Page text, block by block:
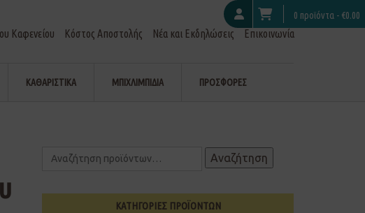
0 προϊόντα - €0.00
Καφενείου Κόστος Αποστολής Νέα και Εκδηλώσεις Επικοινωνία
ΚΑΘΑΡΙΣΤΙΚΑ ΜΠΙΧΛΙΜΠΙΔΙΑ ΠΡΟΣΦΟΡΕΣ
Αναζήτηση
ΚΑΤΗΓΟΡΙΕΣ ΠΡΟΪΟΝΤΩΝ